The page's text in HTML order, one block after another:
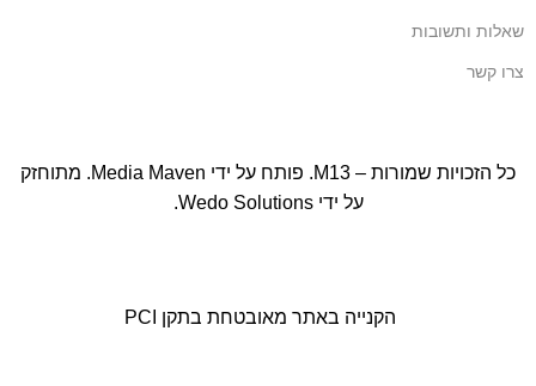
שאלות ותשובות
צרו קשר
כל הזכויות שמורות – M13. פותח על ידי Media Maven. מתוחזק
על ידיWedo Solutions
.
הקנייה באתר מאובטחת בתקן PCI